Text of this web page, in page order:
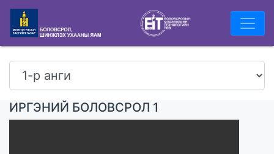
ИРГЭНИЙ БОЛОВСРОЛ 1